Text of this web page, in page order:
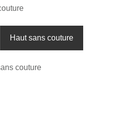
Haut sans couture
couture